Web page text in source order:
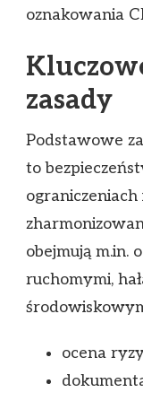
oznakowania
zasady
Podstawowe
to
obejmują m.in.
ruchomymi,
ocena